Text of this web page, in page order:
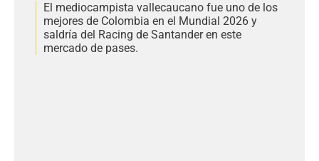
El mediocampista vallecaucano fue uno de los
mejores de Colombia en el Mundial 2026 y
saldría del Racing de Santander en este
mercado de pases.